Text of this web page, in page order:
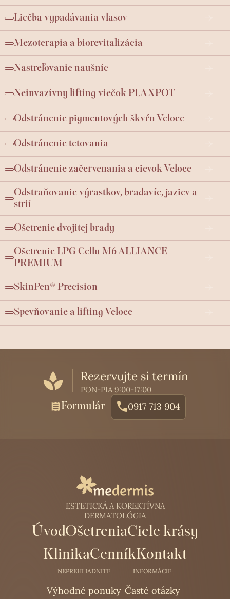
Liečba vypadávania vlasov
Mezoterapia a biorevitalizácia
Nastreľovanie naušníc
Neinvazívny lifting viečok PLAXPOT
Odstránenie pigmentových škvŕn Veloce
Odstránenie tetovania
Odstránenie začervenania a cievok Veloce
Odstraňovanie výrastkov, bradavíc, jaziev a
strií
Ošetrenie dvojitej brady
Ošetrenie LPG Cellu M6 ALLIANCE
PREMIUM
SkinPen® Precision
Spevňovanie a lifting Veloce
Rezervujte si termín
PON-PIA 9:00-17:00
Formulár 0917 713 904
ESTETICKÁ A KOREKTÍVNA
DERMATOLÓGIA
ÚvodOšetreniaCiele krásy
KlinikaCenníkKontakt
NEPREHLIADNITE
Výhodné ponuky
INFORMÁCIE
Časté otázky